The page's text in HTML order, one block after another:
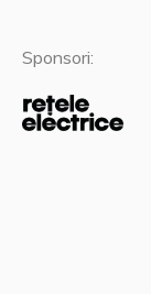
Sponsori: